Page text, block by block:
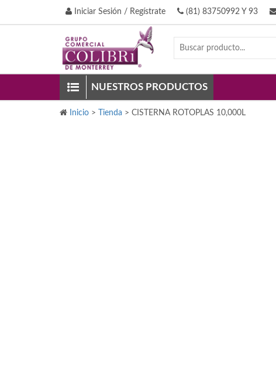
Iniciar Sesión / Regístrate (81) 83750992 Y 93
NUESTROS PRODUCTOS
Inicio > Tienda > CISTERNA ROTOPLAS 10,000L